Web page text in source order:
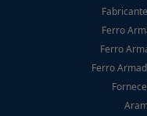
Ferro
Ferro
Ferro